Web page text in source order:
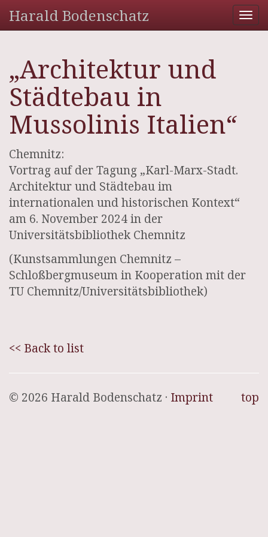
Harald Bodenschatz
„Architektur und
Städtebau in
Mussolinis Italien“
Chemnitz:
Vortrag auf der Tagung „Karl-Marx-Stadt.
Architektur und Städtebau im
internationalen und historischen Kontext“
am 6. November 2024 in der
Universitätsbibliothek Chemnitz
(Kunstsammlungen Chemnitz –
Schloßbergmuseum in Kooperation mit der
TU Chemnitz/Universitätsbibliothek)
<< Back to list
top
© 2026 Harald Bodenschatz · Imprint